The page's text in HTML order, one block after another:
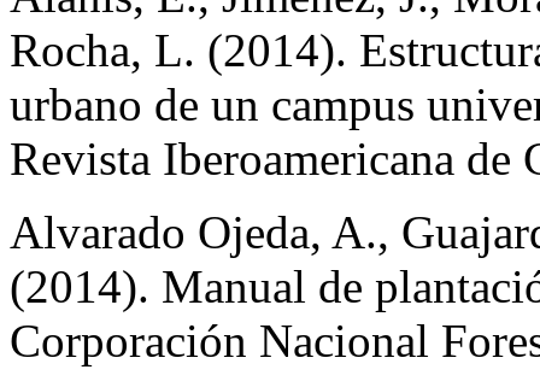
Rocha, L. (2014).
urbano de un campus
Revista Iberoamericana de
Alvarado Ojeda, A.,
(2014). Manual de
Corporación Nacional